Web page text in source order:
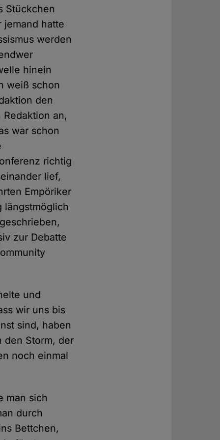
Stückchen
jemand hatte
werden
hinein
weiß schon
den
an,
war schon
richtig
lief,
Empöriker
längstmöglich
zur Debatte
und
wir uns bis
sind, haben
den Storm, der
noch einmal
man sich
durch
Bettchen,